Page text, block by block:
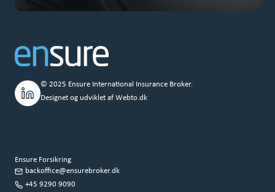
© 2025 Ensure International Insurance Broker.
Designet og udviklet af Webto.dk
Ensure Forsikring
backoffice@ensurebroker.dk
+45 9290 9090